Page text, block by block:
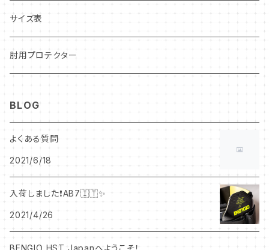
CARCON
CARBON LEVLAR
CIK–FIA公認
OUTLET❗️
サイズ表
肘用プロテクター
BLOG
よくある質問
2021/6/18
入荷しました❗️AB7🇮🇹✨
2021/4/26
BENGIO HST Japanへようこそ！